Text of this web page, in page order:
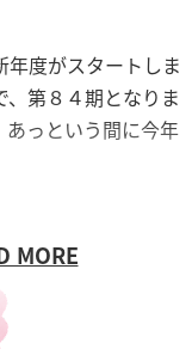
度がスタートしま
、第８４期となりま
あっという間に今年